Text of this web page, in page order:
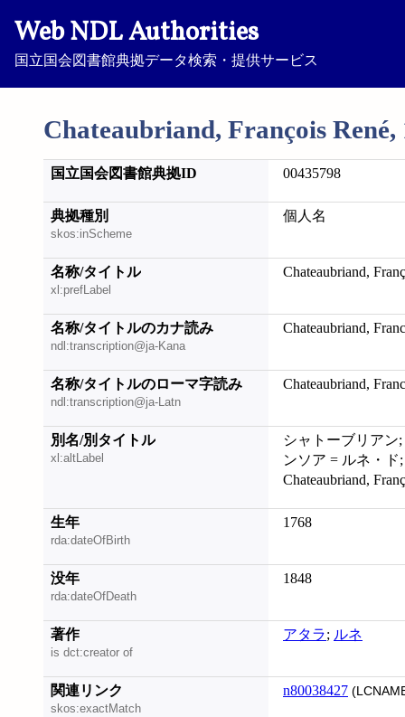
Web NDL Authorities
国立国会図書館典拠データ検索・提供サービス
Chateaubriand, François René,
国立国会図書館典拠ID 00435798
典拠種別
skos:inScheme
個人名
名称/タイトル
xl:prefLabel
Chateaubriand,
名称/タイトルのカナ読み
ndl:transcription@ja-Kana
Chateaubriand,
名称/タイトルのローマ字読み
ndl:transcription@ja-Latn
Chateaubriand,
別名/別タイトル
xl:altLabel
シャトーブリアン
ンソア = ルネ・ド;
Chateaubriand,
生年
rda:dateOfBirth
1768
没年
rda:dateOfDeath
1848
著作
is dct:creator of
アタラ; ルネ
関連リンク
skos:exactMatch
n80038427